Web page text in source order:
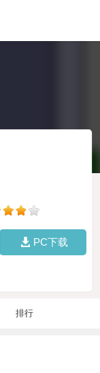
PC下载
排行